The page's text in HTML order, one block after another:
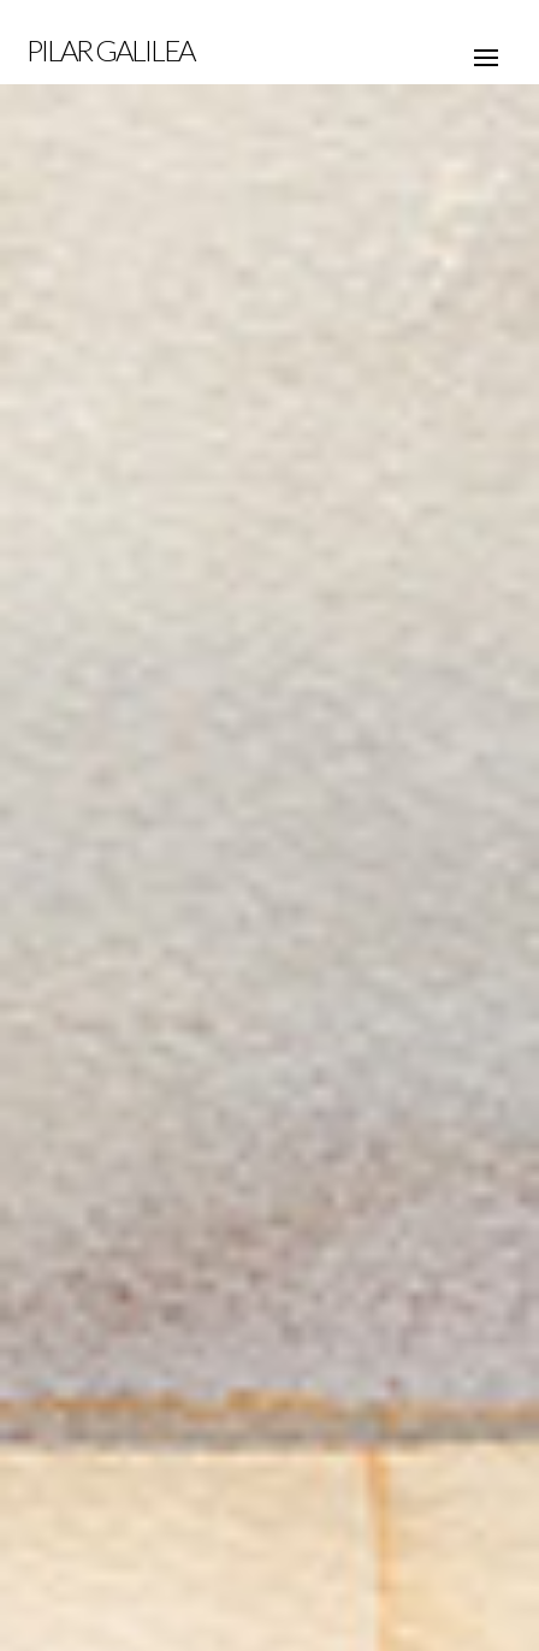
PILAR GALILEA